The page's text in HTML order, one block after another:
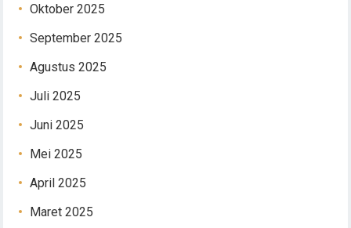
Oktober 2025
September 2025
Agustus 2025
Juli 2025
Juni 2025
Mei 2025
April 2025
Maret 2025